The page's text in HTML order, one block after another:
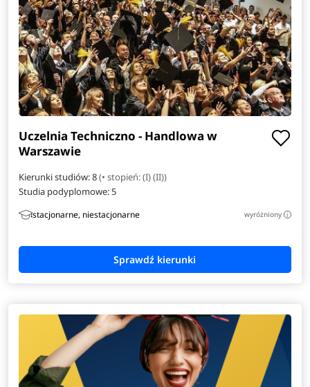
Uczelnia Techniczno - Handlowa w
Warszawie
Kierunki studiów: 8(• stopień: (I) (II))
Studia podyplomowe:5
stacjonarne, niestacjonarne wyróżniony i